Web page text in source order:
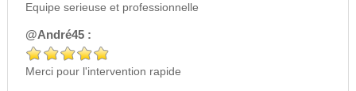
Equipe serieuse et professionnelle
@André45 :
Merci pour l'intervention rapide